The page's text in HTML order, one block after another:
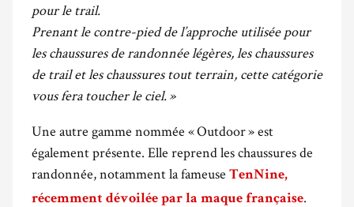
pour le trail.
Prenant le contre-pied de l’approche utilisée pour
les chaussures de randonnée légères, les chaussures
de trail et les chaussures tout terrain, cette catégorie
vous fera toucher le ciel. »
Une autre gamme nommée « Outdoor » est
également présente. Elle reprend les chaussures de
randonnée, notamment la fameuse TenNine,
récemment dévoilée par la maque française.